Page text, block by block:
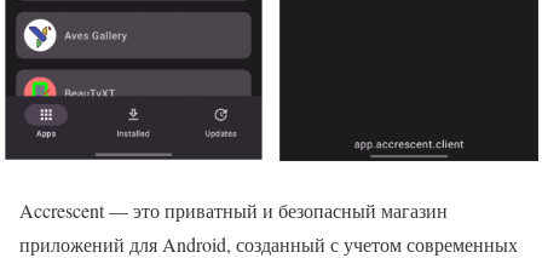
Accrescent — это приватный и безопасный магазин
приложений для Android, созданный с учетом современных